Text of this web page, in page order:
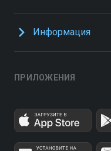
Информация
ПРИЛОЖЕНИЯ